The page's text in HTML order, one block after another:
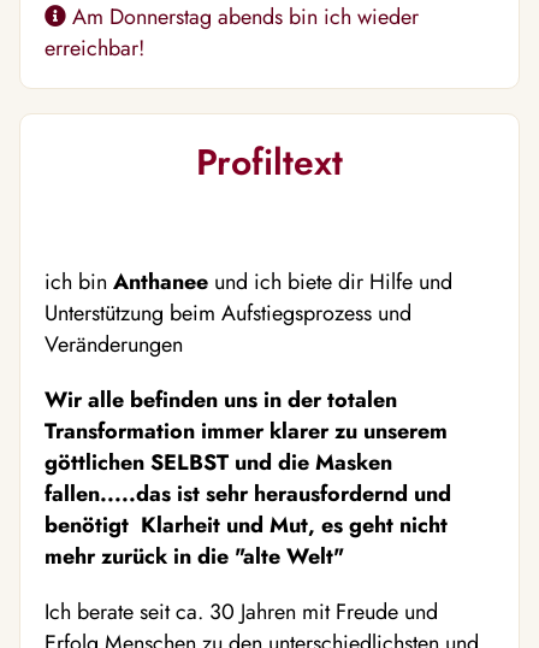
Am Donnerstag abends bin ich wieder
erreichbar!
Profiltext
ich bin Anthanee und ich biete dir Hilfe und
Unterstützung beim Aufstiegsprozess und
Veränderungen
Wir alle befinden uns in der totalen
Transformation immer klarer zu unserem
göttlichen SELBST und die Masken
fallen.....das ist sehr herausfordernd und
benötigt Klarheit und Mut, es geht nicht
mehr zurück in die "alte Welt"
Ich berate seit ca. 30 Jahren mit Freude und